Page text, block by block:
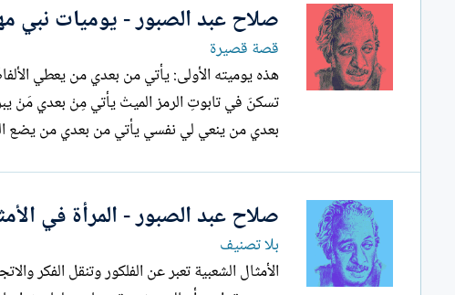
صلاح عبد الصبور - يوميات نبي
قصة قصيرة
هذه يوميته الأولى: يأتي من بعدي من يعطي
تسكنَ في تابوتِ الرمز الميتْ يأتي مِنْ بعدي مَنْ
بعدي من ينعي لي نفسي يأتي من بعدي من يضع
صلاح عبد الصبور - المرأة في
بلا تصنيف
الأمثال الشعبية تعبر عن الفلكور وتنقل الفكر